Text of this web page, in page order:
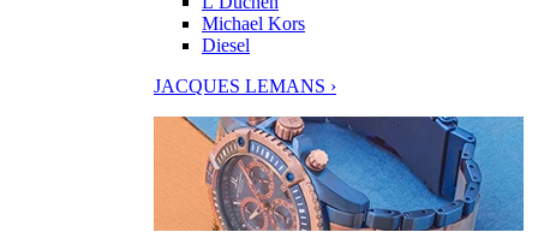
Michael Kors
Diesel
JACQUES LEMANS ›